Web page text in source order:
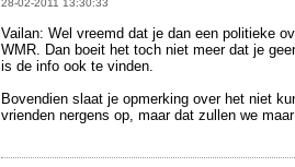
28-02-2011 13:30:33
Vailan: Wel vreemd dat je dan een politieke
WMR. Dan boeit het toch niet meer dat je
is de info ook te vinden.
Bovendien slaat je opmerking over het niet
vrienden nergens op, maar dat zullen we